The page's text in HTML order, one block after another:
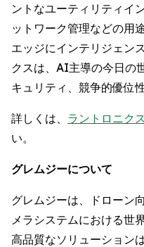
ントなユーティリティイ
ットワーク管理などの用
エッジにインテリジェン
クスは、AI主導の今日の
キュリティ、競争的優位
詳しくは、 ラントロニク
い。
グレムジーについて
グレムジーは、ドローン
メラシステムにおける世
高品質なソリューション